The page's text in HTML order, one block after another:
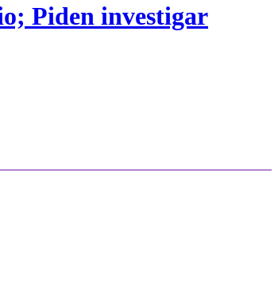
Piden investigar